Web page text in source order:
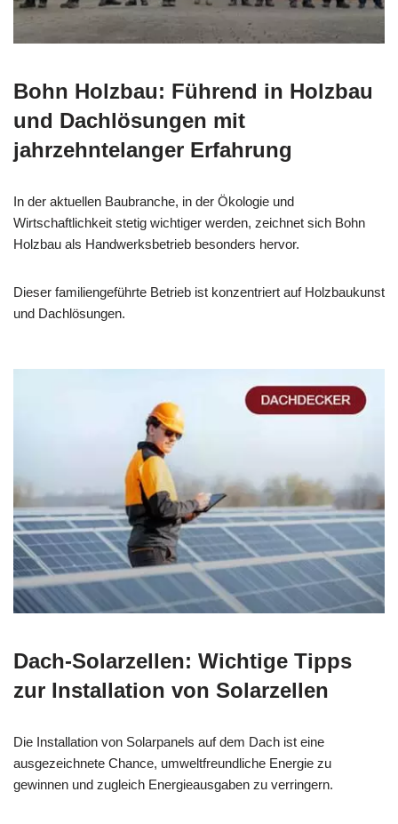
Bohn Holzbau: Führend in Holzbau
und Dachlösungen mit
jahrzehntelanger Erfahrung
In der aktuellen Baubranche, in der Ökologie und
Wirtschaftlichkeit stetig wichtiger werden, zeichnet sich Bohn
Holzbau als Handwerksbetrieb besonders hervor.
Dieser familiengeführte Betrieb ist konzentriert auf Holzbaukunst
und Dachlösungen.
Dach-Solarzellen: Wichtige Tipps
zur Installation von Solarzellen
Die Installation von Solarpanels auf dem Dach ist eine
ausgezeichnete Chance, umweltfreundliche Energie zu
gewinnen und zugleich Energieausgaben zu verringern.